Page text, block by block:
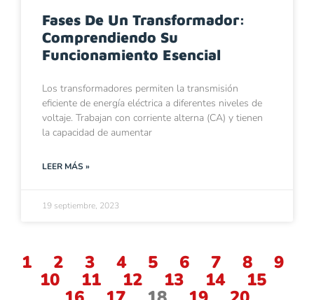
Fases De Un Transformador:
Comprendiendo Su
Funcionamiento Esencial
Los transformadores permiten la transmisión
eficiente de energía eléctrica a diferentes niveles de
voltaje. Trabajan con corriente alterna (CA) y tienen
la capacidad de aumentar
LEER MÁS »
19 septiembre, 2023
1 2 3 4 5 6 7 8 9
10 11 12 13 14 15